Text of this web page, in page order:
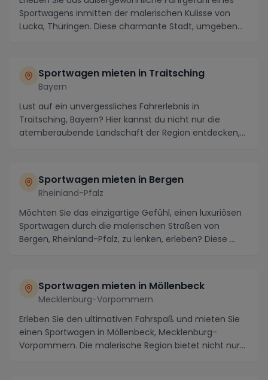
Sportwagens inmitten der malerischen Kulisse von
Lucka, Thüringen. Diese charmante Stadt, umgeben
Sportwagen mieten in Traitsching
Bayern
Lust auf ein unvergessliches Fahrerlebnis in
Traitsching, Bayern? Hier kannst du nicht nur die
atemberaubende Landschaft der Region entdecken,
Sportwagen mieten in Bergen
Rheinland-Pfalz
Möchten Sie das einzigartige Gefühl, einen luxuriösen
Sportwagen durch die malerischen Straßen von
Bergen, Rheinland-Pfalz, zu lenken, erleben? Diese ...
Sportwagen mieten in Möllenbeck
Mecklenburg-Vorpommern
Erleben Sie den ultimativen Fahrspaß und mieten Sie
einen Sportwagen in Möllenbeck, Mecklenburg-
Vorpommern. Die malerische Region bietet nicht nur